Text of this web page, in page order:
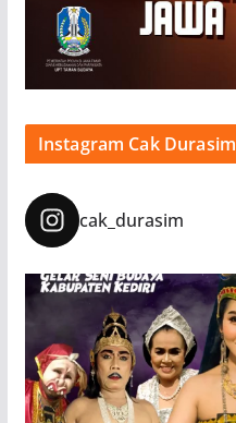
Instagram Cak Durasim
cak_durasim